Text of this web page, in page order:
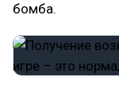
бомба.